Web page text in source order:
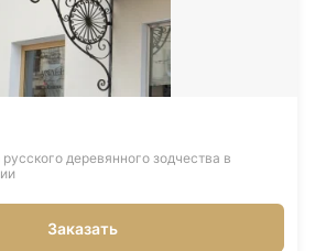
деревянного зодчества в
Заказать